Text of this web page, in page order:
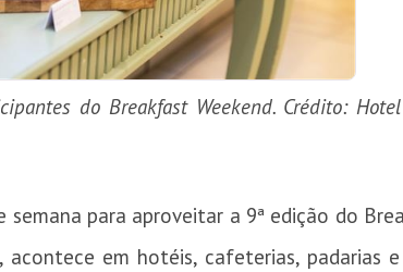
do Breakfast Weekend. Crédito:
para aproveitar a 9ª edição do
, acontece em hotéis, cafeterias, padarias